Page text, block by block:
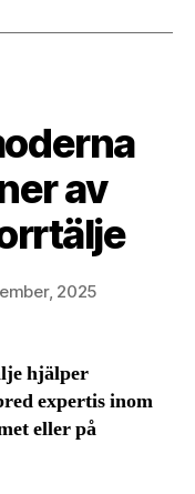
av
2025
hjälper
expertis inom
eller på